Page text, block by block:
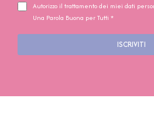
Autorizzo il trattamento dei miei dati
Una Parola Buona per Tutti *
ISCRIVITI